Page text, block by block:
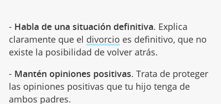
- Habla de una situación definitiva. Explica
claramente que el divorcio es definitivo, que no
existe la posibilidad de volver atrás.
- Mantén opiniones positivas. Trata de proteger
las opiniones positivas que tu hijo tenga de
ambos padres.